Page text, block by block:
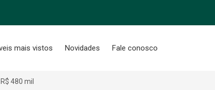
mais vistos Novidades Fale conosco
480 mil